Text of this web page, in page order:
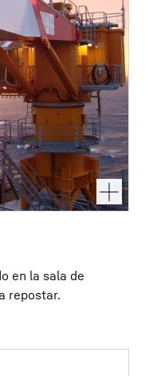
en la sala de
repostar.